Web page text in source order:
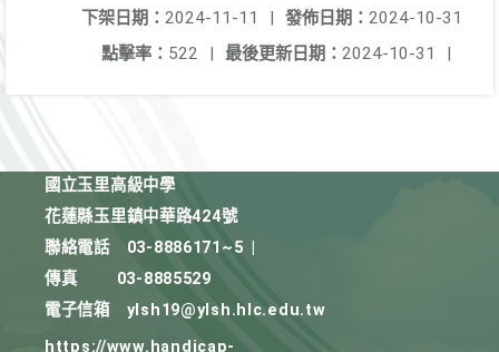
發佈日期： 2024-10-31
下架日期： 2024-11-11
|
最後更新日期： 2024-10-31 |
點擊率： 522 |
國立玉里高級中學
花蓮縣玉里鎮中華路424號
聯絡電話
03-8886171~5
傳真
03-8885529
電子信箱
ylsh19@ylsh.hlc.edu.tw
https://www.handicap-